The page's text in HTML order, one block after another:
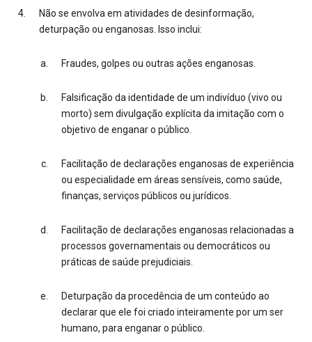
Não se envolva em atividades de desinformação,
deturpação ou enganosas. Isso inclui:
Fraudes, golpes ou outras ações enganosas.
Falsificação da identidade de um indivíduo (vivo ou
morto) sem divulgação explícita da imitação com o
objetivo de enganar o público.
Facilitação de declarações enganosas de experiência
ou especialidade em áreas sensíveis, como saúde,
finanças, serviços públicos ou jurídicos.
Facilitação de declarações enganosas relacionadas a
processos governamentais ou democráticos ou
práticas de saúde prejudiciais.
Deturpação da procedência de um conteúdo ao
declarar que ele foi criado inteiramente por um ser
humano, para enganar o público.